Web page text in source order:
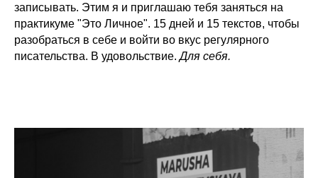
записывать. Этим я и приглашаю тебя заняться на
практикуме "Это Личное". 15 дней и 15 текстов, чтобы
разобраться в себе и войти во вкус регулярного
писательства. В удовольствие.Для себя.